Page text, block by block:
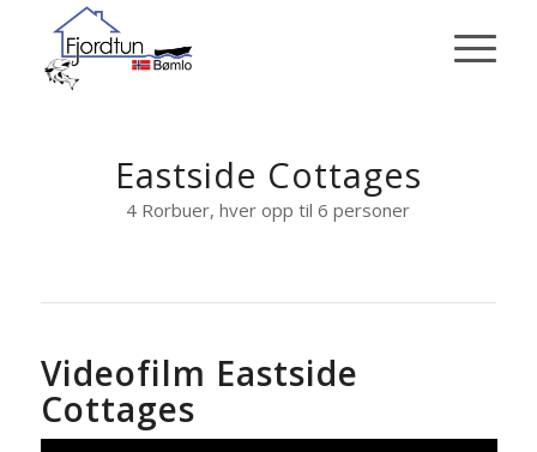
Eastside Cottages
4 Rorbuer, hver opp til 6 personer
Videofilm Eastside
Cottages